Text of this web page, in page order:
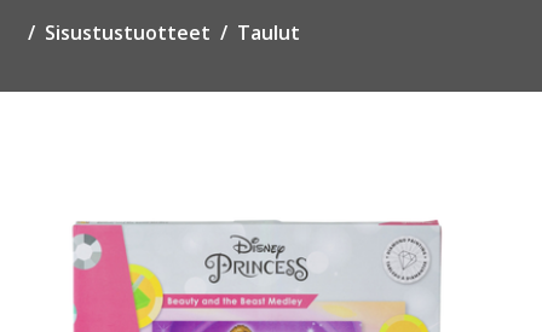
Sisustustuotteet Taulut